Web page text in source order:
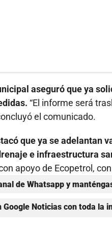
aseguró que ya
“El informe será
el comunicado.
que ya se adelantan
e infraestructura
apoyo de Ecopetrol,
de Whatsapp y
Noticias con toda la